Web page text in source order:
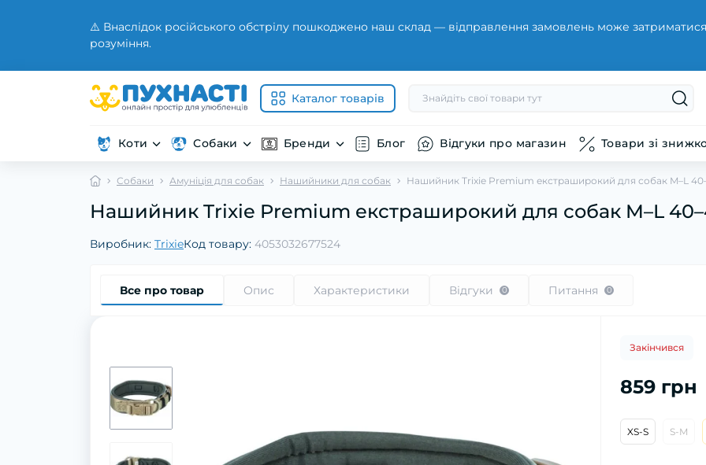
⚠️ Внаслідок російського обстрілу пошкоджено наш склад — відправлення замовлень може затриматися
розуміння.
Каталог товарів
Коти Собаки Бренди Блог Відгуки про магазин Товари зі
Собаки Амуніція для собак Нашийники для собак Нашийник Trixie Premium екстраширокий для собак M–L
Нашийник Trixie Premium екстраширокий для собак M–L
Виробник: TrixieКод товару: 4053032677524
Все про товар Опис Характеристики Відгуки 0 Питання 0
Закінчився
859 грн
XS-S S-M